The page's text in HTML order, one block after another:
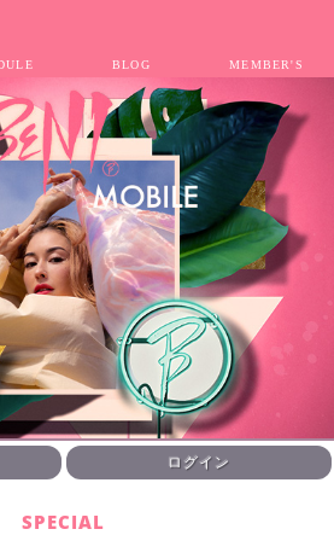
BLOG MEMBER'S
ログイン
SPECIAL